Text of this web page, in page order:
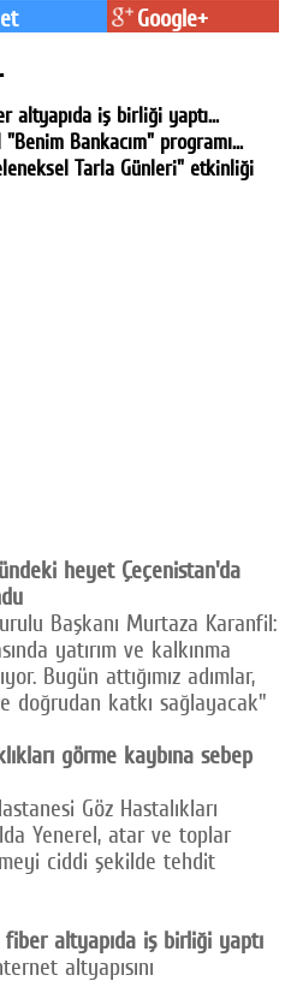
Google+
altyapıda iş birliği yaptı...
Bankacım" programı...
Tarla Günleri" etkinliği
heyet Çeçenistan'da
Başkanı Murtaza Karanfil:
yatırım ve kalkınma
Bugün attığımız adımlar,
doğrudan katkı sağlayacak"
görme kaybına sebep
Göz Hastalıkları
Yenerel, atar ve toplar
ciddi şekilde tehdit
altyapıda iş birliği yaptı
altyapısını